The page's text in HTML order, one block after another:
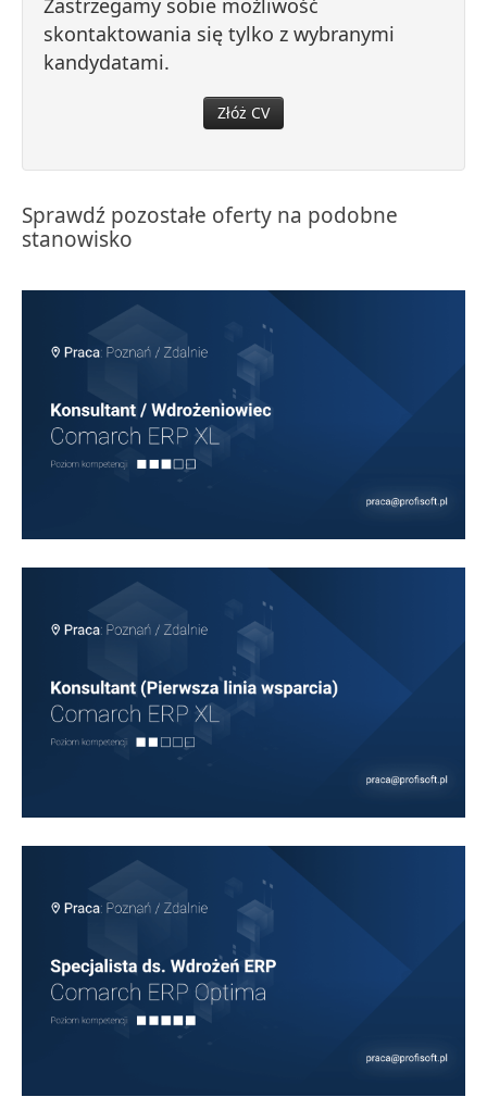
Zastrzegamy sobie możliwość
skontaktowania się tylko z wybranymi
kandydatami.
Złóż CV
Sprawdź pozostałe oferty na podobne
stanowisko